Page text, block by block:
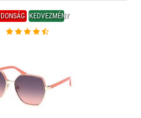
KEDVEZMÉNY